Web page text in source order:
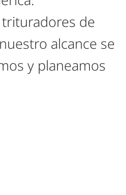
de
alcance se
y planeamos